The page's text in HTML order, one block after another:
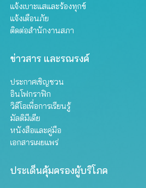
แจ้งเบาะแสและร้องทุกข์
แจ้งเตือนภัย
ติดต่อสำนักงานสภา
ข่าวสาร และรณรงค์
ประกาศเชิญชวน
อินโฟกราฟิก
วิดีโอเพื่อการเรียนรู้
มัลติมีเดีย
หนังสือและคู่มือ
เอกสารเผยแพร่
ประเด็นคุ้มครองผู้บริโภค